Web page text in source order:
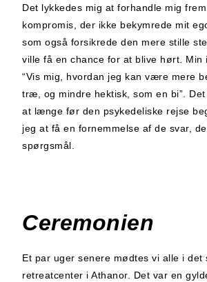
Det lykkedes mig at forhandle mig
kompromis, der ikke bekymrede mit
som også forsikrede den mere stille
ville få en chance for at blive hørt. Min
“Vis mig, hvordan jeg kan være mere
træ, og mindre hektisk, som en bi”.
at længe før den psykedeliske rejse
jeg at få en fornemmelse af de svar,
spørgsmål.
Ceremonien
Et par uger senere mødtes vi alle i det
retreatcenter i Athanor. Det var en